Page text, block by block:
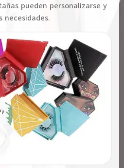
pueden personalizarse y
necesidades.